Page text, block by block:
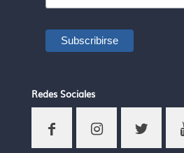
Redes Sociales